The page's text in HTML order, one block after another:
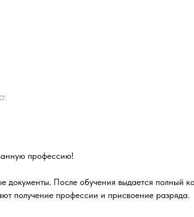
профессию!
документы. После обучения выдается полный
получение профессии и присвоение разряда.